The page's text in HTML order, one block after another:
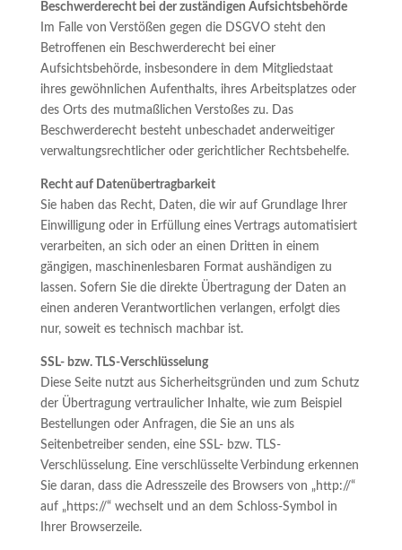
Beschwerderecht bei der zuständigen Aufsichtsbehörde
Im Falle von Verstößen gegen die DSGVO steht den
Betroffenen ein Beschwerderecht bei einer
Aufsichtsbehörde, insbesondere in dem Mitgliedstaat
ihres gewöhnlichen Aufenthalts, ihres Arbeitsplatzes oder
des Orts des mutmaßlichen Verstoßes zu. Das
Beschwerderecht besteht unbeschadet anderweitiger
verwaltungsrechtlicher oder gerichtlicher Rechtsbehelfe.
Recht auf Datenübertragbarkeit
Sie haben das Recht, Daten, die wir auf Grundlage Ihrer
Einwilligung oder in Erfüllung eines Vertrags automatisiert
verarbeiten, an sich oder an einen Dritten in einem
gängigen, maschinenlesbaren Format aushändigen zu
lassen. Sofern Sie die direkte Übertragung der Daten an
einen anderen Verantwortlichen verlangen, erfolgt dies
nur, soweit es technisch machbar ist.
SSL- bzw. TLS-Verschlüsselung
Diese Seite nutzt aus Sicherheitsgründen und zum Schutz
der Übertragung vertraulicher Inhalte, wie zum Beispiel
Bestellungen oder Anfragen, die Sie an uns als
Seitenbetreiber senden, eine SSL- bzw. TLS-
Verschlüsselung. Eine verschlüsselte Verbindung erkennen
Sie daran, dass die Adresszeile des Browsers von „http://“
auf „https://“ wechselt und an dem Schloss-Symbol in
Ihrer Browserzeile.